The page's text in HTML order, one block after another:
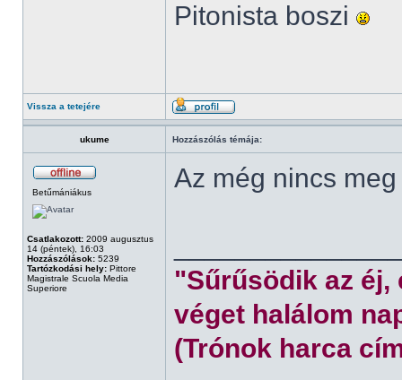
Pitonista boszi
Vissza a tetejére
ukume Hozzászólás témája:
Betűmániákus
Csatlakozott: 2009 augusztus
14 (péntek), 16:03
Hozzászólások: 5239
Tartózkodási hely: Pittore
Magistrale Scuola Media
Superiore
Az még nincs
"Sűrűsödik az éj,
véget halálom
(Trónok harca